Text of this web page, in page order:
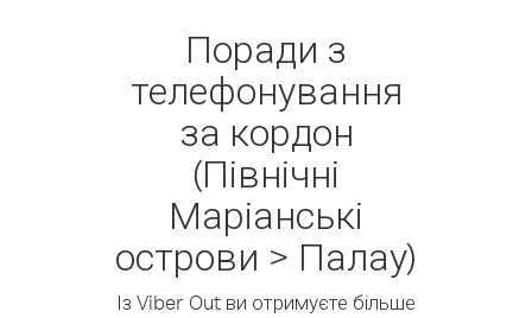
Поради з
телефонування
за кордон
(Північні
Маріанські
острови > Палау)
Із Viber Out ви отримуєте більше